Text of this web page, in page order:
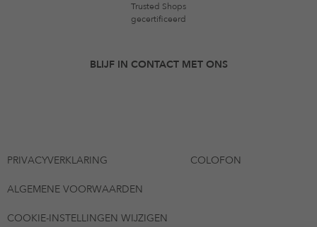
Trusted Shops
gecertificeerd
BLIJF IN CONTACT MET ONS
PRIVACYVERKLARING COLOFON
ALGEMENE VOORWAARDEN
COOKIE-INSTELLINGEN WIJZIGEN